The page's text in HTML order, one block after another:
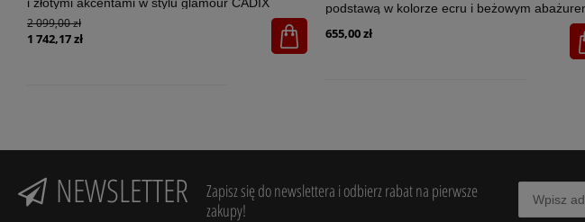
GOLD 7xG9 - 4608
2 099,00 zł
1 742,17 zł
podstawą w kolorze ecru i beżowym
655,00 zł
NEWSLETTER
Zapisz się do newslettera i odbierz rabat na pierwsze
zakupy!